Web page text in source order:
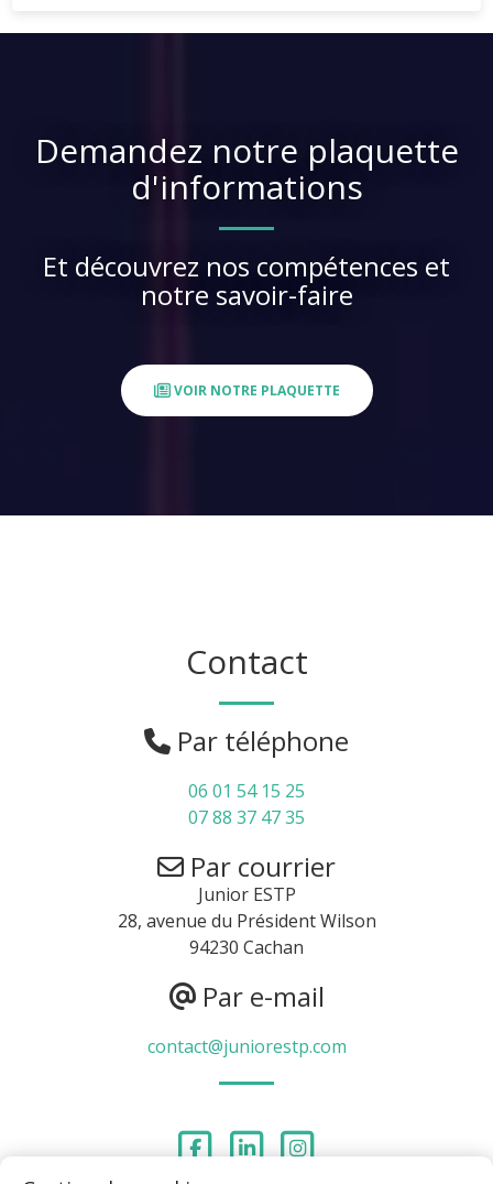
Demandez notre plaquette
d'informations
Et découvrez nos compétences et
notre savoir-faire
VOIR NOTRE PLAQUETTE
Contact
Par téléphone
06 01 54 15 25
07 88 37 47 35
Par courrier
Junior ESTP
28, avenue du Président Wilson
94230 Cachan
Par e-mail
contact@juniorestp.com